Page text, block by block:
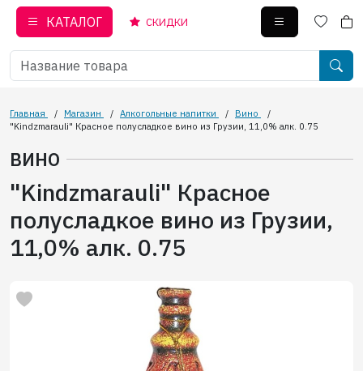
КАТАЛОГ СКИДКИ
Главная / Магазин / Алкогольные напитки / Вино
/
"Kindzmarauli" Красное полусладкое вино из Грузии, 11,0% алк. 0.75
ВИНО
"Kindzmarauli" Красное
полусладкое вино из Грузии,
11,0% алк. 0.75